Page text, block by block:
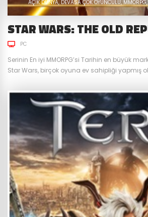
AÇIK DÜNYA DEVASA ÇOK OYUNCULU MMORPG
STAR WARS: THE OLD
PC
Serinin En iyi MMORPG’si Tarihin en büyük
Star Wars, birçok oyuna ev sahipliği yapmış
yakalamıştır. 2011 Aralık ayında önce ücretli
zaman içerisinde sektörün trendini
hizmet vermeye başlamış ve günümüze